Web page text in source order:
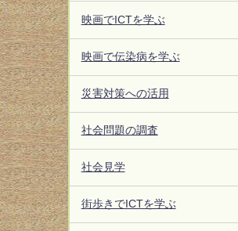
映画でICTを学ぶ
映画で伝染病を学ぶ
災害対策への活用
社会問題の調査
社会見学
街歩きでICTを学ぶ